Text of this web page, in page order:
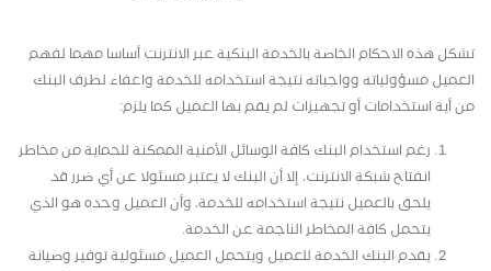
تشكل هذه الاحكام الخاصة بالخدمة البنكية عبر الانترنت أساسا مهما لفهم
العميل مسؤولياته وواجباته نتيجة استخدامه للخدمة واعفاء لطرف البنك
من أية استخدامات أو تجهيزات لم يقم بها العميل كما يلزم:
رغم استخدام البنك كافة الوسائل الأمنية الممكنة للحماية من مخاطر
انفتاح شبكة الانترنت، إلا أن البنك لا يعتبر مسئولا عن أي ضرر قد
يلحق بالعميل نتيجة استخدامه للخدمة، وأن العميل وحده هو الذي
يتحمل كافة المخاطر الناجمة عن الخدمة.
يقدم البنك الخدمة للعميل ويتحمل العميل مسئولية توفير وصيانة